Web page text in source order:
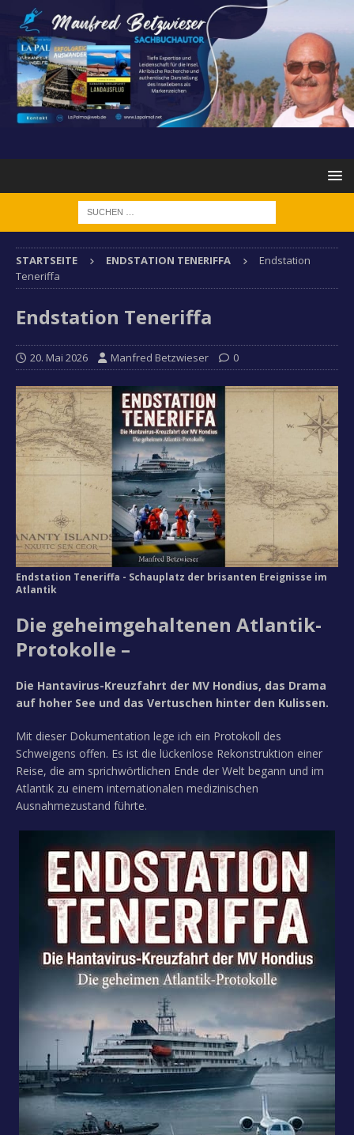
STARTSEITE ENDSTATION TENERIFFA
Endstation
Teneriffa
Endstation Teneriffa
20. Mai 2026 Manfred Betzwieser 0
Endstation Teneriffa - Schauplatz der brisanten Ereignisse im
Atlantik
Die geheimgehaltenen Atlantik-
Protokolle –
Die Hantavirus-Kreuzfahrt der MV Hondius, das Drama
auf hoher See und das Vertuschen hinter den Kulissen.
Mit dieser Dokumentation lege ich ein Protokoll des
Schweigens offen. Es ist die lückenlose Rekonstruktion einer
Reise, die am sprichwörtlichen Ende der Welt begann und im
Atlantik zu einem internationalen medizinischen
Ausnahmezustand führte.